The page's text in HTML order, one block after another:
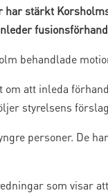
stärkt
behandlade
att inleda
styrelsens
personer. De
som visar